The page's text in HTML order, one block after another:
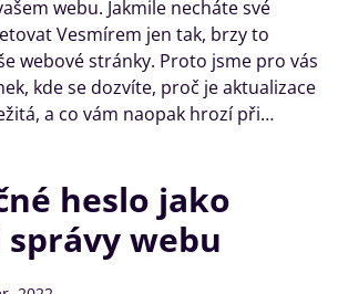
webu. Jakmile necháte své
Vesmírem jen tak, brzy to
webové stránky. Proto jsme pro vás
kde se dozvíte, proč je aktualizace
a co vám naopak hrozí při…
heslo jako
webu